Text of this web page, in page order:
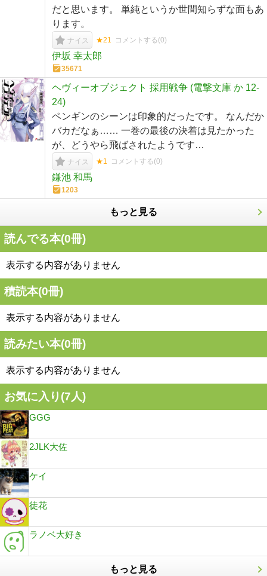
だと思います。 単純というか世間知らずな面もあ
ります。
ナイス ★21 コメントする(0)
伊坂 幸太郎
35671
ヘヴィーオブジェクト 採用戦争 (電撃文庫 か 12-
24)
ペンギンのシーンは印象的だったです。 なんだか
バカだなぁ…… 一巻の最後の決着は見たかった
が、どうやら飛ばされたようです…
ナイス ★1 コメントする(0)
鎌池 和馬
1203
もっと見る
読んでる本(0冊)
表示する内容がありません
積読本(0冊)
表示する内容がありません
読みたい本(0冊)
表示する内容がありません
お気に入り(7人)
GGG
2JLK大佐
ケイ
徒花
ラノベ大好き
もっと見る